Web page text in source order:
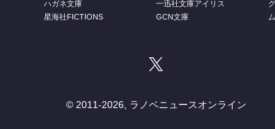
ハガネ文庫
星海社FICTIONS
一迅社文庫アイリス
GCN文庫
© 2011-2026, ラノベニュースオンライン